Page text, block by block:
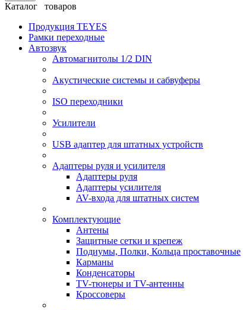
Каталог товаров
Продукция TEYES
Рамки переходные
Автозвук
Автомагнитолы 1/2 DIN
Акустические системы и сабвуферы
ISO переходники
Усилители
USB адаптер для штатных устройств
Адаптеры руля и усилителя
Адаптеры руля
Адаптеры усилителя
AV-входа для штатных систем
Комплектующие
Антены
Защитные сетки и крепеж
Подиумы, Полки, Кольца проставочные
Карманы
Конденсаторы
TV-тюнеры и TV-антенны
Кроссоверы